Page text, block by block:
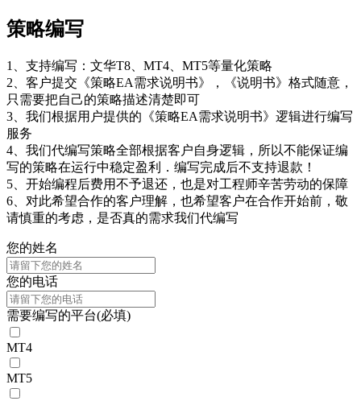
策略编写
1、支持编写：文华T8、MT4、MT5等量化策略
2、客户提交《策略EA需求说明书》，《说明书》格式随意，
只需要把自己的策略描述清楚即可
3、我们根据用户提供的《策略EA需求说明书》逻辑进行编写
服务
4、我们代编写策略全部根据客户自身逻辑，所以不能保证编
写的策略在运行中稳定盈利．编写完成后不支持退款！
5、开始编程后费用不予退还，也是对工程师辛苦劳动的保障
6、对此希望合作的客户理解，也希望客户在合作开始前，敬
请慎重的考虑，是否真的需求我们代编写
您的姓名
您的电话
需要编写的平台(必填)
MT4
MT5